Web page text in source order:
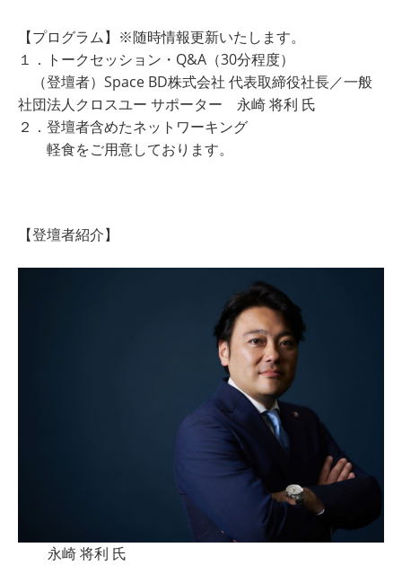
【プログラム】※随時情報更新いたします。
１．トークセッション・Q&A（30分程度）
（登壇者）Space BD株式会社 代表取締役社長／一般
社団法人クロスユー サポーター 永崎 将利 氏
２．登壇者含めたネットワーキング
軽食をご用意しております。
【登壇者紹介】
永崎 将利 氏